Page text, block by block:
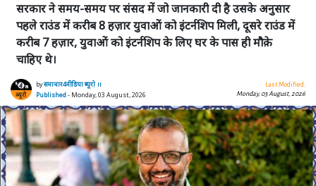
सरकार ने समय-समय पर संसद में जो जानकारी दी है उसके अनुसार
पहले राउंड में करीब 8 हज़ार युवाओं को इंटर्नशिप मिली, दूसरे राउंड में
करीब 7 हज़ार, युवाओं को इंटर्नशिप के लिए घर के पास ही मौक़े
चाहिए थे।
byसमाचार4मीडिया ब्यूरो ।।
Published- Monday, 03 August, 2026
Last Modified:
Monday, 03 August, 2026